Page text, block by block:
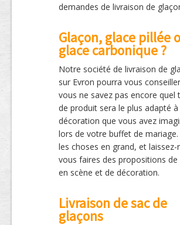
demandes de livraison de
Glaçon, glace pillée
glace carbonique ?
Notre société de livraison de
sur Evron pourra vous
vous ne savez pas encore quel
de produit sera le plus adapté à
décoration que vous avez
lors de votre buffet de mariage.
les choses en grand, et laissez-
vous faires des propositions de
en scène et de décoration.
Livraison de sac de
glaçons